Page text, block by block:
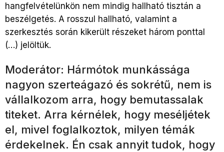
hangfelvételünkön nem mindig hallható tisztán a
beszélgetés. A rosszul hallható, valamint a
szerkesztés során kikerült részeket három ponttal
(…) jelöltük.
Moderátor: Hármótok munkássága
nagyon szerteágazó és sokrétű, nem is
vállalkozom arra, hogy bemutassalak
titeket. Arra kérnélek, hogy meséljétek
el, mivel foglalkoztok, milyen témák
érdekelnek. Én csak annyit tudok, hogy